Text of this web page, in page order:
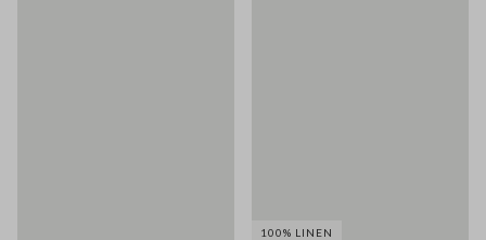
100% LINEN